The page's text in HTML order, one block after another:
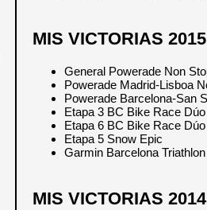
MIS VICTORIAS 2015
General Powerade Non
Powerade Madrid-Lisboa
Powerade Barcelona-San
Etapa 3 BC Bike Race Dúo
Etapa 6 BC Bike Race Dúo
Etapa 5 Snow Epic
Garmin Barcelona
MIS VICTORIAS 2014